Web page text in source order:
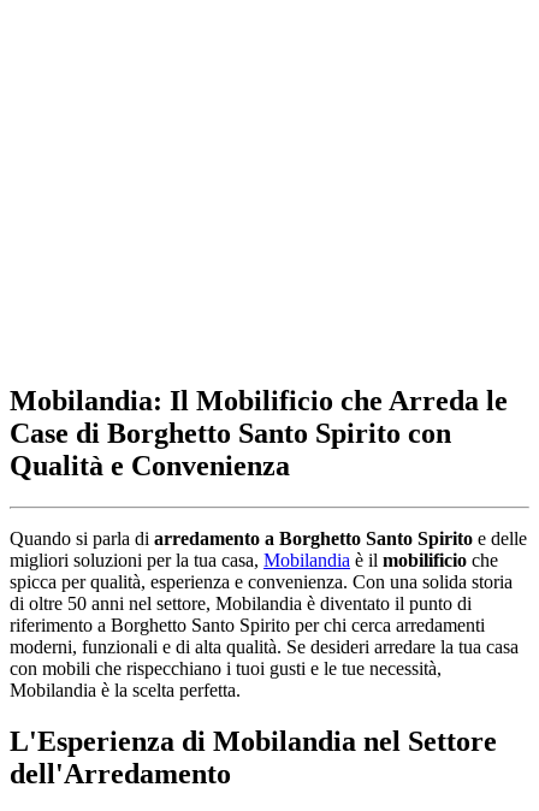
Mobilandia: Il Mobilificio che Arreda le
Case di Borghetto Santo Spirito con
Qualità e Convenienza
Quando si parla di arredamento a Borghetto Santo Spirito e delle
migliori soluzioni per la tua casa, Mobilandia è il mobilificio che
spicca per qualità, esperienza e convenienza. Con una solida storia
di oltre 50 anni nel settore, Mobilandia è diventato il punto di
riferimento a Borghetto Santo Spirito per chi cerca arredamenti
moderni, funzionali e di alta qualità. Se desideri arredare la tua casa
con mobili che rispecchiano i tuoi gusti e le tue necessità,
Mobilandia è la scelta perfetta.
L'Esperienza di Mobilandia nel Settore
dell'Arredamento